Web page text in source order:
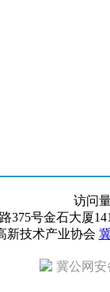
访问
号金石大厦
新技术产业协会
冀公网安